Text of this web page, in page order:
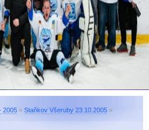
2005 » Staňkov Všeruby 23.10.2005 »